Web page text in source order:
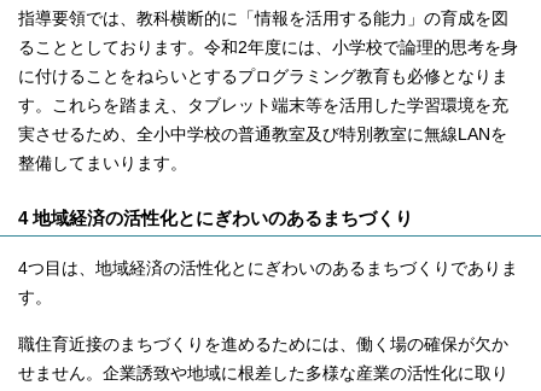
指導要領では、教科横断的に「情報を活用する能力」の育成を図
ることとしております。令和2年度には、小学校で論理的思考を身
に付けることをねらいとするプログラミング教育も必修となりま
す。これらを踏まえ、タブレット端末等を活用した学習環境を充
実させるため、全小中学校の普通教室及び特別教室に無線LANを
整備してまいります。
4 地域経済の活性化とにぎわいのあるまちづくり
4つ目は、地域経済の活性化とにぎわいのあるまちづくりでありま
す。
職住育近接のまちづくりを進めるためには、働く場の確保が欠か
せません。企業誘致や地域に根差した多様な産業の活性化に取り